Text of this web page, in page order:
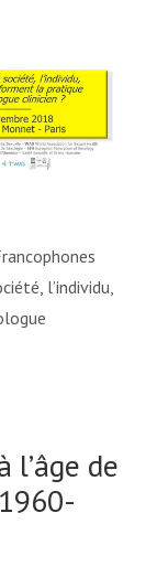
l’individu,
l’âge de